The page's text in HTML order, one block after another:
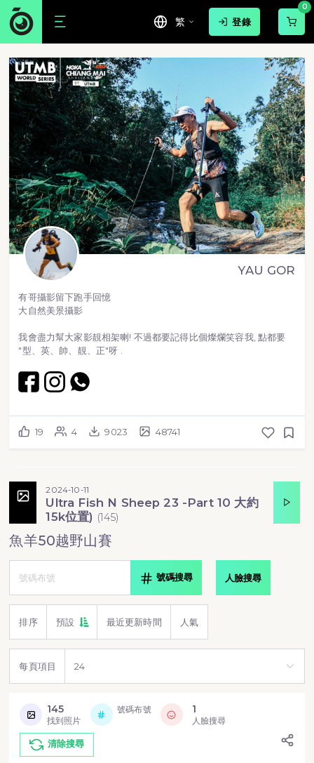
繁 登錄
0
YAU GOR
有哥攝影留下跑手回憶
大自然美景攝影
我會盡力幫大家影靚相架喇! 不過都要記得比個燦爛笑容我, 點都要
"型、英、帥、靚、正"呀 .
19 4 9023 48741
2024-10-11
Ultra Fish N Sheep 23 -Part 10 大約
15k位置) (145)
魚羊50越野山賽
號碼搜尋 人臉搜尋
排序 預設 最近更新時間 人氣
每頁項目
145
找到照片
號碼布號 1
人臉搜尋
清除搜尋